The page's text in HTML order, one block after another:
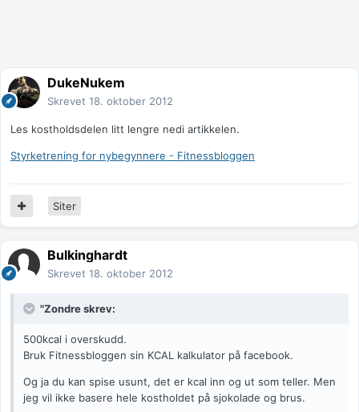
DukeNukem
Skrevet 18. oktober 2012
Les kostholdsdelen litt lengre nedi artikkelen.
Styrketrening for nybegynnere - Fitnessbloggen
Siter
Bulkinghardt
Skrevet 18. oktober 2012
"Zondre skrev:
500kcal i overskudd.
Bruk Fitnessbloggen sin KCAL kalkulator på facebook.
Og ja du kan spise usunt, det er kcal inn og ut som teller. Men
jeg vil ikke basere hele kostholdet på sjokolade og brus.